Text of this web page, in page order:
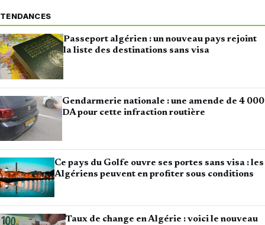
TENDANCES
Passeport algérien : un nouveau pays rejoint
la liste des destinations sans visa
Gendarmerie nationale : une amende de 4 000
DA pour cette infraction routière
Ce pays du Golfe ouvre ses portes sans visa : les
Algériens peuvent en profiter sous conditions
Taux de change en Algérie : voici le nouveau